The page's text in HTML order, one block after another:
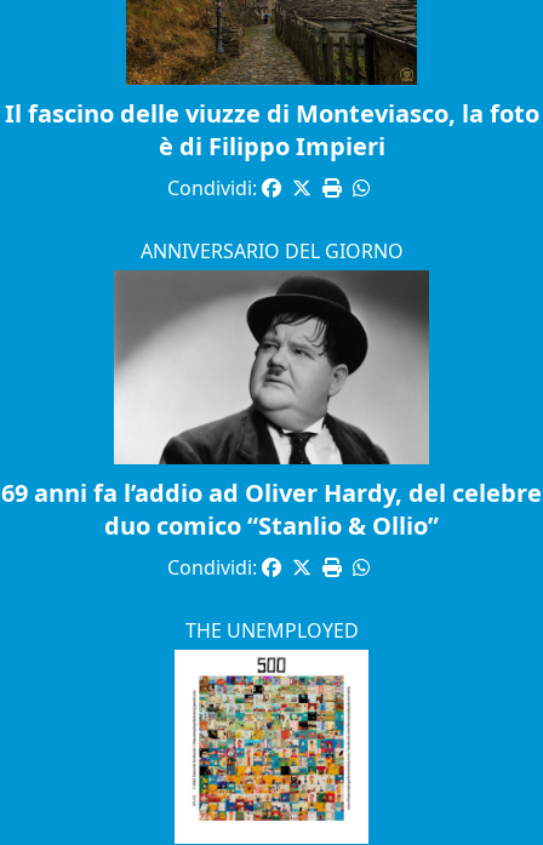
Il fascino delle viuzze di Monteviasco, la foto
è di Filippo Impieri
Condividi:
ANNIVERSARIO DEL GIORNO
69 anni fa l’addio ad Oliver Hardy, del celebre
duo comico “Stanlio & Ollio”
Condividi:
THE UNEMPLOYED